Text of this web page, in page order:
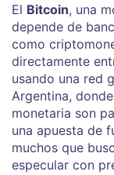
El Bitcoin, una
depende de
como
directamente
usando una red
Argentina,
monetaria son
una apuesta de
muchos que
especular con